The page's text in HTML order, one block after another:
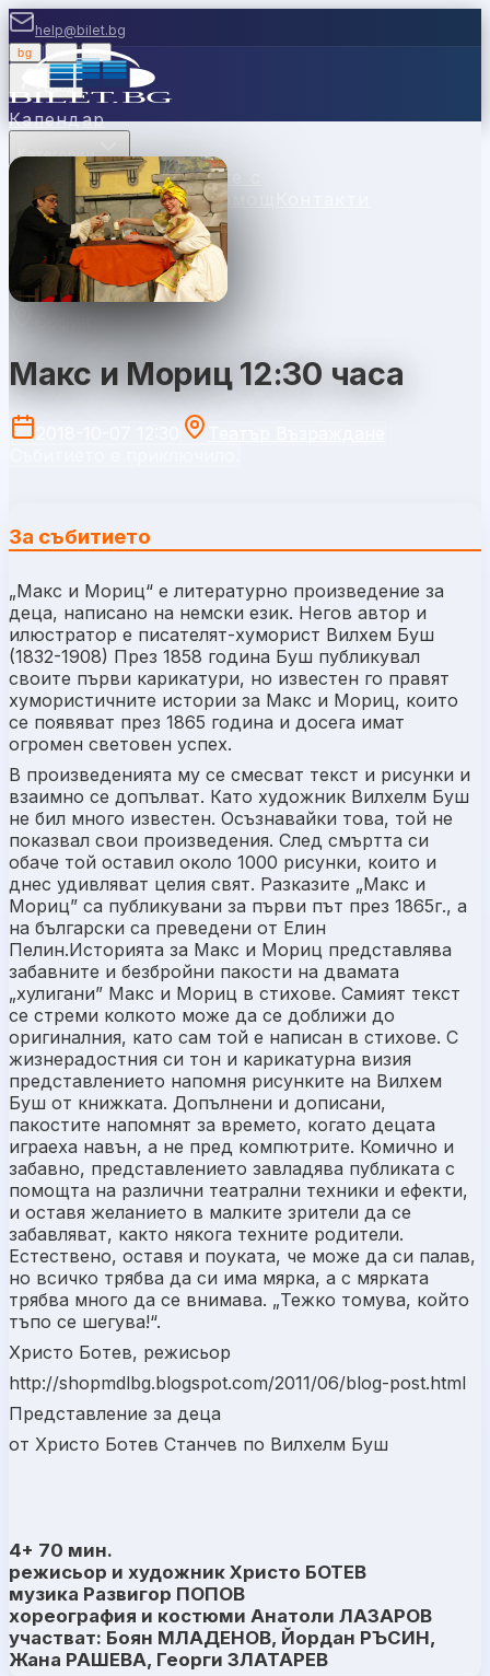
help@bilet.bg
bg |
Вход
Календар
Категории
Места КасиПродавайте с
насВаучериНовиниПомощ
София
Макс и Мориц 12:30 часа
За събитието
„Макс и Мориц“ е литературно произведение за
деца, написано на немски език. Негов автор и
илюстратор е писателят-хуморист Вилхем Буш
(1832-1908) През 1858 година Буш публикувал
своите първи карикатури, но известен го правят
хумористичните истории за Макс и Мориц, които
се появяват през 1865 година и досега имат
огромен световен успех.
В произведенията му се смесват текст и рисунки и
взаимно се допълват. Като художник Вилхелм Буш
не бил много известен. Осъзнавайки това, той не
показвал свои произведения. След смъртта си
обаче той оставил около 1000 рисунки, които и
днес удивляват целия свят. Разказите „Макс и
Мориц” са публикувани за първи път през 1865г., а
на български са преведени от Елин
Пелин.Историята за Макс и Мориц представлява
забавните и безбройни пакости на двамата
„хулигани” Макс и Мориц в стихове. Самият текст
се стреми колкото може да се доближи до
оригиналния, като сам той е написан в стихове. С
жизнерадостния си тон и карикатурна визия
представлението напомня рисунките на Вилхем
Буш от книжката. Допълнени и дописани,
пакостите напомнят за времето, когато децата
играеха навън, а не пред компютрите. Комично и
забавно, представлението завладява публиката с
помощта на различни театрални техники и ефекти,
и оставя желанието в малките зрители да се
забавляват, както някога техните родители.
Естествено, оставя и поуката, че може да си палав,
но всичко трябва да си има мярка, а с мярката
трябва много да се внимава. „Тежко томува, който
тъпо се шегува!“.
Христо Ботев, режисьор
http://shopmdlbg.blogspot.com/2011/06/blog-post.html
Представление за деца
от Христо Ботев Станчев по Вилхелм Буш
4+ 70 мин.
режисьор и художник Христо БОТЕВ
музика Развигор ПОПОВ
хореография и костюми Анатоли ЛАЗАРОВ
участват: Боян МЛАДЕНОВ, Йордан РЪСИН,
Жана РАШЕВА, Георги ЗЛАТАРЕВ